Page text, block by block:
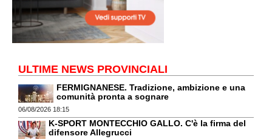
ULTIME NEWS PROVINCIALI
FERMIGNANESE. Tradizione, ambizione e una
comunità pronta a sognare
06/08/2026 18:15
K-SPORT MONTECCHIO GALLO. C'è la firma del
difensore Allegrucci